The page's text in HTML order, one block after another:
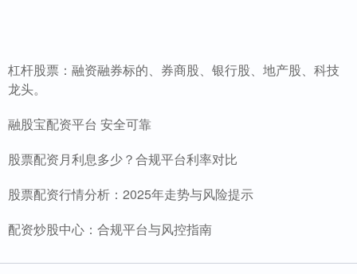
杠杆股票：融资融券标的、券商股、银行股、地产股、科技
龙头。
融股宝配资平台 安全可靠
股票配资月利息多少？合规平台利率对比
股票配资行情分析：2025年走势与风险提示
配资炒股中心：合规平台与风控指南